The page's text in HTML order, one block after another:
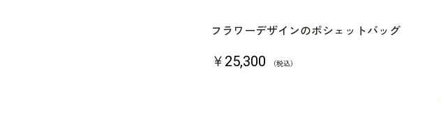
フラワーデザインのポシェットバッグ
￥25,300 （税込）